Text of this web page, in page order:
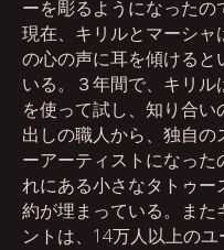
ーを彫るようになったの
現在、キリルとマーシ
の心の声に耳を傾けると
いる。３年間で、キリ
を使って試し、知り合
出しの職人から、独自の
ーアーティストになっ
れにある小さなタトゥ
約が埋まっている。また
ントは、14万人以上のユ